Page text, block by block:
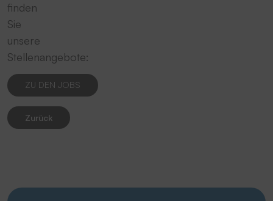
finden
Sie
unsere
Stellenangebote:
ZU DEN JOBS
Zurück